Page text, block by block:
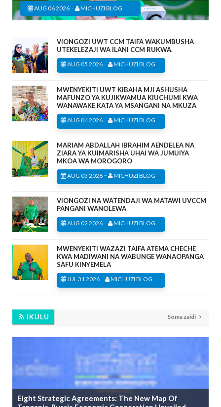
AUG 06 2026 - MICHUZI BLOG
VIONGOZI UWT CCM TAIFA WAKUMBUSHA
UTEKELEZAJI WA ILANI CCM RUKWA.
AUG 05 2026 - MICHUZI BLOG
MWENYEKITI UWT KIBAHA MJI ASHUSHA
MAFUNZO YA KUJIKWAMUA KIUCHUMI KWA
WANAWAKE KATA YA MSANGANI NA MKUZA
AUG 04 2026 - MICHUZI BLOG
MARIAM ABDALLAH IBRAHIM AENDELEA NA
ZIARA YA KUIMARISHA UHAI WA JUMUIYA
MKOA WA MOROGORO
AUG 03 2026 - MICHUZI BLOG
VIONGOZI NA WATENDAJI WA MATAWI UVCCM
PANGANI WANOLEWA
AUG 02 2026 - MICHUZI BLOG
MWENYEKITI WAZAZI TAIFA ATEMA CHECHE
KWA MADIWANI NA WABUNGE WANAOPANGA
SAFU KINYEMELA
JUL 31 2026 - MICHUZI BLOG
IKULU Soma zaidi
Eight Strategic Agreements: The New Map Of